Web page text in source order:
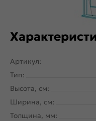
Артикул:
Тип:
Высота, см:
Ширина, см:
Толщина, мм: